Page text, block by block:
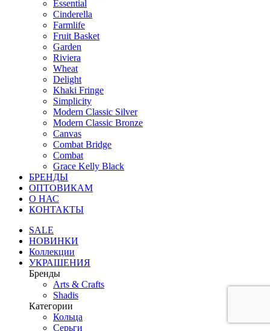
Essential
Cinderella
Farmlife
Fruit Basket
Garden
Riviera
Wheat
Delight
Khaki Fringe
Simplicity
Modern Classic Silver
Modern Classic Bronze
Canvas
Combat Bridge
Combat
Grace Kelly Black
БРЕНДЫ
ОПТОВИКАМ
О НАС
КОНТАКТЫ
SALE
НОВИНКИ
Коллекции
УКРАШЕНИЯ
Бренды
Аrts & Сrafts
Shadis
Категории
Кольца
Серьги